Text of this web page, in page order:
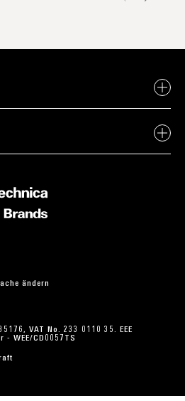
ändern
VAT No. 233 0110 35. EEE
- WEE/CD0057TS